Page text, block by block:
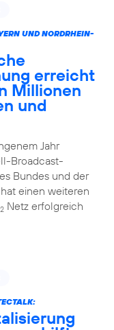
UND NORDRHEIN-
erreicht
Millionen
und
Jahr
Broadcast-
Bundes und der
einen weiteren
2Netz erfolgreich